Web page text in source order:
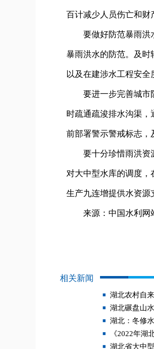
百计减少人员伤亡和财
要做好防范暴雨洪水
暴雨洪水的防范。及
以及在建涉水工程安全
要进一步完善城市防
时疏通疏浚排水沟渠
前部署警示警戒标志，
要十分珍惜雨洪资源
对大中型水库的调度，
生产九连增提供水资源
来源：中国水利网
相关新闻
湖北农村自
湖北碾盘山
湖北：冬修
《2022年湖
湖北省大中